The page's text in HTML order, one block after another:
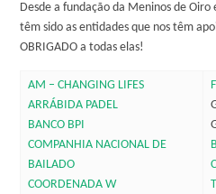
Desde a fundação da Meninos de
têm sido as entidades que nos têm
OBRIGADO a todas elas!
AM – CHANGING LIFES
ARRÁBIDA PADEL
BANCO BPI
COMPANHIA NACIONAL DE
BAILADO
COORDENADA W